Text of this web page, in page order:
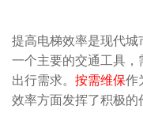
提高电梯效率是现代
一个主要的交通工具
出行需求。 按需维保作
效率方面发挥了积极的